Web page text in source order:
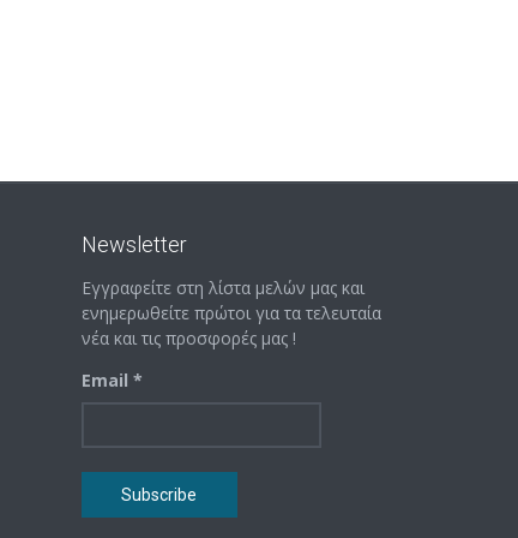
Newsletter
Εγγραφείτε στη λίστα μελών μας και
ενημερωθείτε πρώτοι για τα τελευταία
νέα και τις προσφορές μας !
Email *